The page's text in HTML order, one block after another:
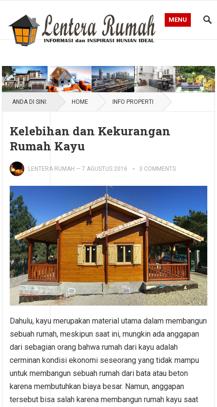
MENU
ANDA DI SINI: HOME INFO PROPERTI
Kelebihan dan Kekurangan
Rumah Kayu
LENTERA RUMAH —7 AGUSTUS 2016 3 COMMENTS
Dahulu, kayu merupakan material utama dalam membangun
sebuah rumah, meskipun saat ini, mungkin ada anggapan
dari sebagian orang bahwa rumah dari kayu adalah
cerminan kondisi ekonomi seseorang yang tidak mampu
untuk membangun sebuah rumah dari bata atau beton
karena membutuhkan biaya besar. Namun, anggapan
tersebut bisa salah karena membangun rumah kayu saat